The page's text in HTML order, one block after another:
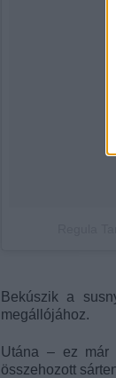
Bekúszik a
megállójához.
Utána – ez már
összehozott